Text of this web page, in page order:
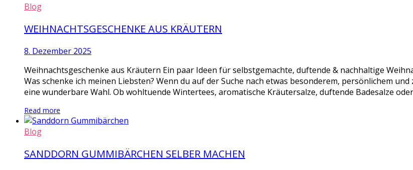
Blog
WEIHNACHTSGESCHENKE AUS KRÄUTERN
8. Dezember 2025
Weihnachtsgeschenke aus Kräutern Ein paar Ideen für selbstgemachte, duftende & nachhaltige
Was schenke ich meinen Liebsten? Wenn du auf der Suche nach etwas besonderem, persönlichem
eine wunderbare Wahl. Ob wohltuende Wintertees, aromatische Kräutersalze, duftende Badesalze
Read more
Blog
SANDDORN GUMMIBÄRCHEN SELBER MACHEN